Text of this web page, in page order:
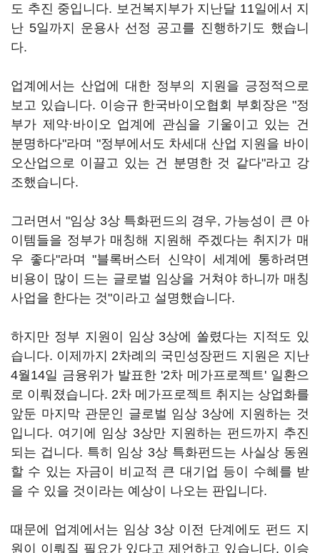
도 추진 중입니다. 보건복지부가 지난달 11일에서 지
난 5일까지 운용사 선정 공고를 진행하기도 했습니
다.
업계에서는 산업에 대한 정부의 지원을 긍정적으로
보고 있습니다. 이승규 한국바이오협회 부회장은 "정
부가 제약·바이오 업계에 관심을 기울이고 있는 건
분명하다"라며 "정부에서도 차세대 산업 지원을 바이
오산업으로 이끌고 있는 건 분명한 것 같다"라고 강
조했습니다.
그러면서 "임상 3상 특화펀드의 경우, 가능성이 큰 아
이템들을 정부가 매칭해 지원해 주겠다는 취지가 매
우 좋다"라며 "블록버스터 신약이 세계에 통하려면
비용이 많이 드는 글로벌 임상을 거쳐야 하니까 매칭
사업을 한다는 것"이라고 설명했습니다.
하지만 정부 지원이 임상 3상에 쏠렸다는 지적도 있
습니다. 이제까지 2차례의 국민성장펀드 지원은 지난
4월14일 금융위가 발표한 '2차 메가프로젝트' 일환으
로 이뤄졌습니다. 2차 메가프로젝트 취지는 상업화를
앞둔 마지막 관문인 글로벌 임상 3상에 지원하는 것
입니다. 여기에 임상 3상만 지원하는 펀드까지 추진
되는 겁니다. 특히 임상 3상 특화펀드는 사실상 동원
할 수 있는 자금이 비교적 큰 대기업 등이 수혜를 받
을 수 있을 것이라는 예상이 나오는 판입니다.
때문에 업계에서는 임상 3상 이전 단계에도 펀드 지
원이 이뤄질 필요가 있다고 제언하고 있습니다. 이승